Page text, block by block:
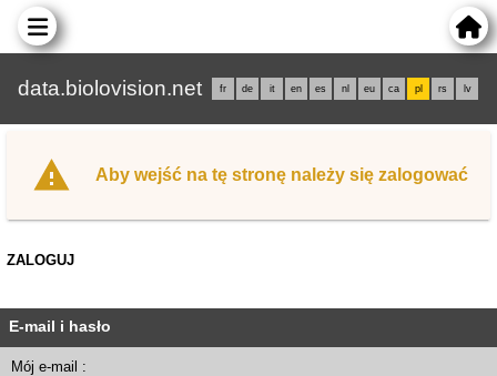
data.biolovision.net fr de it en es nl eu ca pl rs lv
Aby wejść na tę stronę należy się zalogować
ZALOGUJ
E-mail i hasło
Mój e-mail :